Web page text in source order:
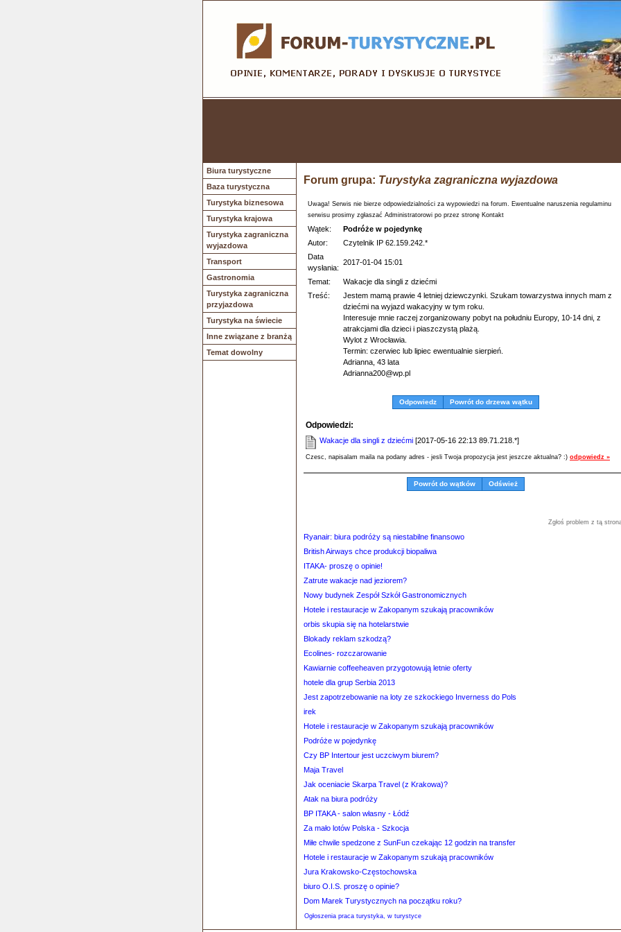
Biura turystyczne
Baza turystyczna
Turystyka biznesowa
Turystyka krajowa
Turystyka zagraniczna
wyjazdowa
Transport
Gastronomia
Turystyka zagraniczna
przyjazdowa
Turystyka na świecie
Inne związane z branżą
Temat dowolny
Forum grupa: Turystyka zagraniczna wyjazdowa
Uwaga! Serwis nie bierze odpowiedzialności za wypowiedzi na forum. Ewentualne naruszenia regulaminu
serwisu prosimy zgłaszać Administratorowi po przez stronę Kontakt
Wątek:
Podróże w pojedynkę
Autor:
Czytelnik IP 62.159.242.*
Data
wysłania:
2017-01-04 15:01
Temat:
Wakacje dla singli z dziećmi
Treść:
Jestem mamą prawie 4 letniej dziewczynki. Szukam towarzystwa innych mam z
dziećmi na wyjazd wakacyjny w tym roku.
Interesuje mnie raczej zorganizowany pobyt na południu Europy, 10-14 dni, z
atrakcjami dla dzieci i piaszczystą plażą.
Wylot z Wrocławia.
Termin: czerwiec lub lipiec ewentualnie sierpień.
Adrianna, 43 lata
Adrianna200@wp.pl
Odpowiedz Powrót do drzewa wątku
Odpowiedzi:
Wakacje dla singli z dziećmi [2017-05-16 22:13 89.71.218.*]
Czesc, napisalam maila na podany adres - jesli Twoja propozycja jest jeszcze aktualna? :) odpowiedz »
Powrót do wątków Odśwież
Zgłoś problem z tą
Ryanair: biura podróży są niestabilne finansowo
British Airways chce produkcji biopaliwa
ITAKA- proszę o opinie!
Zatrute wakacje nad jeziorem?
Nowy budynek Zespół Szkół Gastronomicznych
Hotele i restauracje w Zakopanym szukają pracowników
orbis skupia się na hotelarstwie
Blokady reklam szkodzą?
Ecolines- rozczarowanie
Kawiarnie coffeeheaven przygotowują letnie oferty
hotele dla grup Serbia 2013
Jest zapotrzebowanie na loty ze szkockiego Inverness do Pols
irek
Hotele i restauracje w Zakopanym szukają pracowników
Podróże w pojedynkę
Czy BP Intertour jest uczciwym biurem?
Maja Travel
Jak oceniacie Skarpa Travel (z Krakowa)?
Atak na biura podróży
BP ITAKA - salon własny - Łódź
Za mało lotów Polska - Szkocja
Miłe chwile spedzone z SunFun czekając 12 godzin na transfer
Hotele i restauracje w Zakopanym szukają pracowników
Jura Krakowsko-Częstochowska
biuro O.I.S. proszę o opinie?
Dom Marek Turystycznych na początku roku?
Ogłoszenia praca turystyka, w turystyce